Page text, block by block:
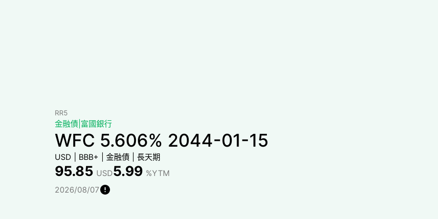
RR5
金融債 富國銀行
WFC 5.606% 2044-01-15
USD BBB+ 金融債 長天期
95.85 USD
2026/08/07
5.99 %YTM